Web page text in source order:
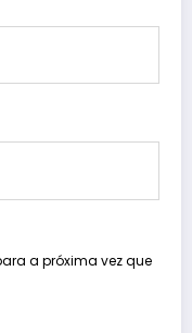
a próxima vez que